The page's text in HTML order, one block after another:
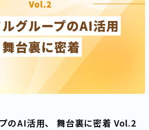
のAI活用、 舞台裏に密着 Vol.2